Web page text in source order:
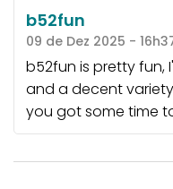
b52fun
09 de Dez 2025 -
b52fun is pretty fun,
and a decent
you got some time